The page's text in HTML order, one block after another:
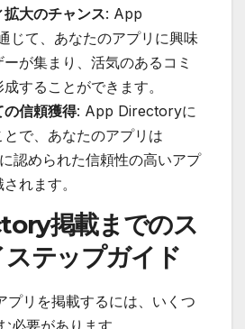
拡大のチャンス: App
じて、あなたのアプリに興味
が集まり、活気のあるコミ
することができます。
の信頼獲得: App Directoryに
で、あなたのアプリは
認められた信頼性の高いアプ
れます。
掲載までのス
テップガイド
リを掲載するには、いくつ
必要があります。